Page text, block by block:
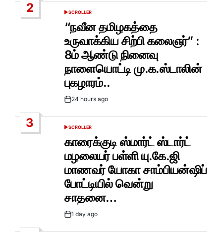
2
POSTED
IN
SCROLLER
“நவீன தமிழகத்தை
உருவாக்கிய சிற்பி கலைஞர்” :
8ம் ஆண்டு நினைவு
நாளையொட்டி மு.க.ஸ்டாலின்
புகழாரம்..
Post24 hours ago
3
POSTED
SCROLLER
காரைக்குடி ஸ்மார்ட் ஸ்டார்ட்
மழலையர் பள்ளி யு.கே.ஜி
மாணவர் யோகா சாம்பியன்ஷிப்
போட்டியில் வென்று
சாதனை…
Post1 day ago